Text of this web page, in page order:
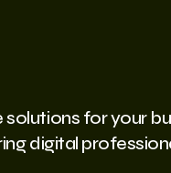
for your
digital